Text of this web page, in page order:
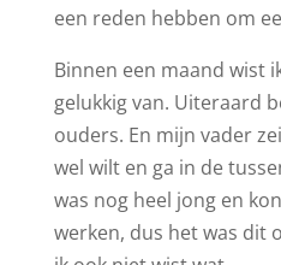
een reden hebben om
Binnen een maand wist
gelukkig van. Uiteraard
ouders. En mijn vader
wel wilt en ga in de
was nog heel jong en
werken, dus het was dit